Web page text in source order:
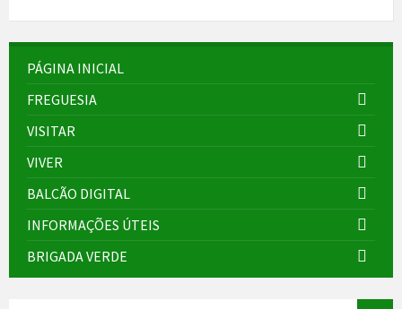
PÁGINA INICIAL
FREGUESIA
VISITAR
VIVER
BALCÃO DIGITAL
INFORMAÇÕES ÚTEIS
BRIGADA VERDE